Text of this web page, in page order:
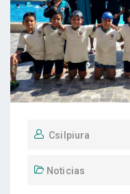
Csilpiura
Noticias